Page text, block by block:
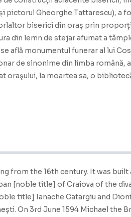
pictorul Gheorghe Tattarescu), a
biserici din oraș prin
din lemn de stejar afumat a
află monumentul funerar al lui
de sinonime din limba română,
oraşului, la moartea sa, o
from the 16th century. It was
[noble title] of Craiova of the
title] Ianache Catargiu and
On 3rd June 1594 Michael the